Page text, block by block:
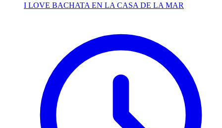
I LOVE BACHATA EN LA CASA DE LA MAR